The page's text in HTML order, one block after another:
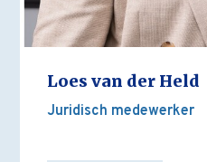
Loes van der Held
Juridisch medewerker